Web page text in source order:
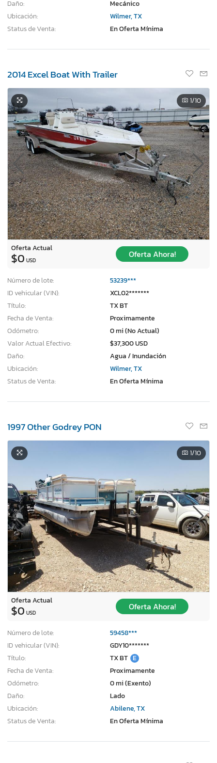
Daño:
Mecánico
Ubicación:
Wilmer, TX
Status de Venta:
En Oferta Mínima
2014 Excel Boat With Trailer
1/10
Oferta Actual
$0 USD
Oferta Ahora!
Número de lote:
53239***
ID vehicular (VIN):
XCL02*******
Título:
TX BT
Fecha de Venta:
Proximamente
Odómetro:
0 mi (No Actual)
Valor Actual Efectivo:
$37,300 USD
Daño:
Agua / Inundación
Ubicación:
Wilmer, TX
Status de Venta:
En Oferta Mínima
1997 Other Godrey PON
1/10
Oferta Actual
$0 USD
Oferta Ahora!
Número de lote:
59458***
ID vehicular (VIN):
GDY10*******
Título:
TX BT E
Fecha de Venta:
Proximamente
Odómetro:
0 mi (Exento)
Daño:
Lado
Ubicación:
Abilene, TX
Status de Venta:
En Oferta Mínima